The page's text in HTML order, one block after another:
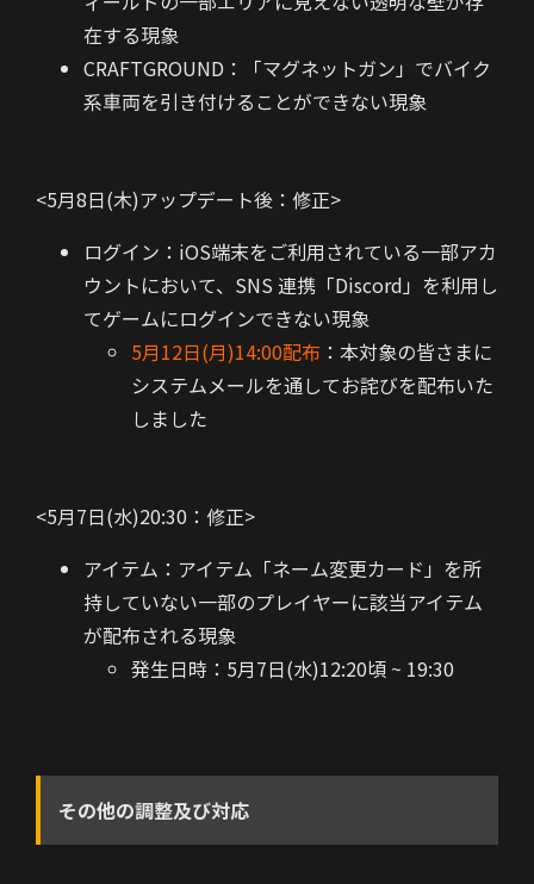
在する現象
CRAFTGROUND：「マグネットガン」でバイク
系車両を引き付けることができない現象
<5月8日(木)アップデート後：修正>
ログイン：iOS端末をご利用されている一部アカ
ウントにおいて、SNS 連携「Discord」を利用し
てゲームにログインできない現象
5月12日(月)14:00配布 ：本対象の皆さまに
システムメールを通してお詫びを配布いた
しました
<5月7日(水)20:30：修正>
アイテム：アイテム「ネーム変更カード」を所
持していない一部のプレイヤーに該当アイテム
が配布される現象
発生日時：5月7日(水)12:20頃 ~ 19:30
その他の調整及び対応